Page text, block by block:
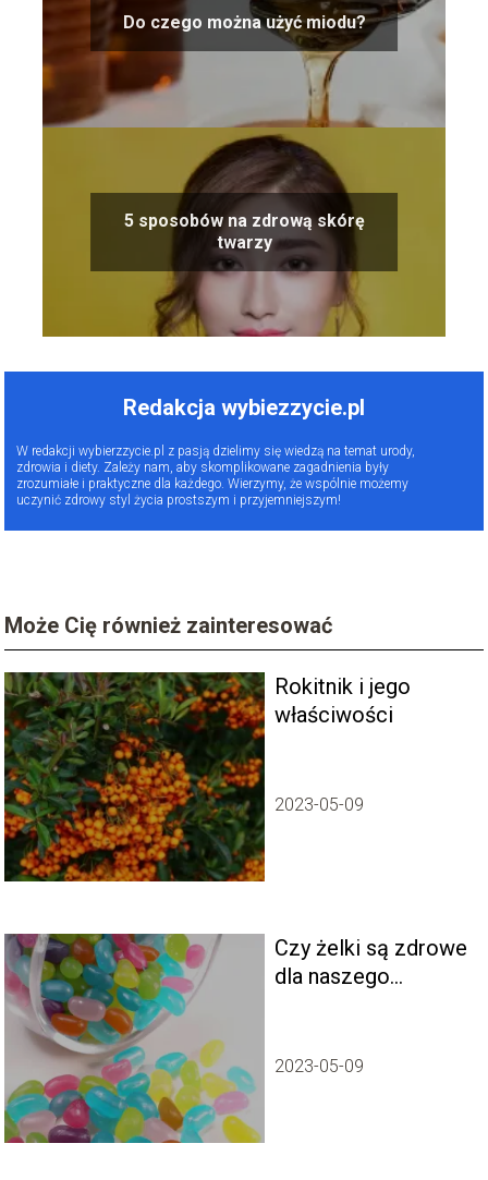
Do czego można użyć miodu?
5 sposobów na zdrową skórę
twarzy
Redakcja wybiezzycie.pl
W redakcji wybierzzycie.pl z pasją dzielimy się wiedzą na temat urody,
zdrowia i diety. Zależy nam, aby skomplikowane zagadnienia były
zrozumiałe i praktyczne dla każdego. Wierzymy, że wspólnie możemy
uczynić zdrowy styl życia prostszym i przyjemniejszym!
Może Cię również zainteresować
Rokitnik i jego
właściwości
2023-05-09
Czy żelki są zdrowe
dla naszego
2023-05-09